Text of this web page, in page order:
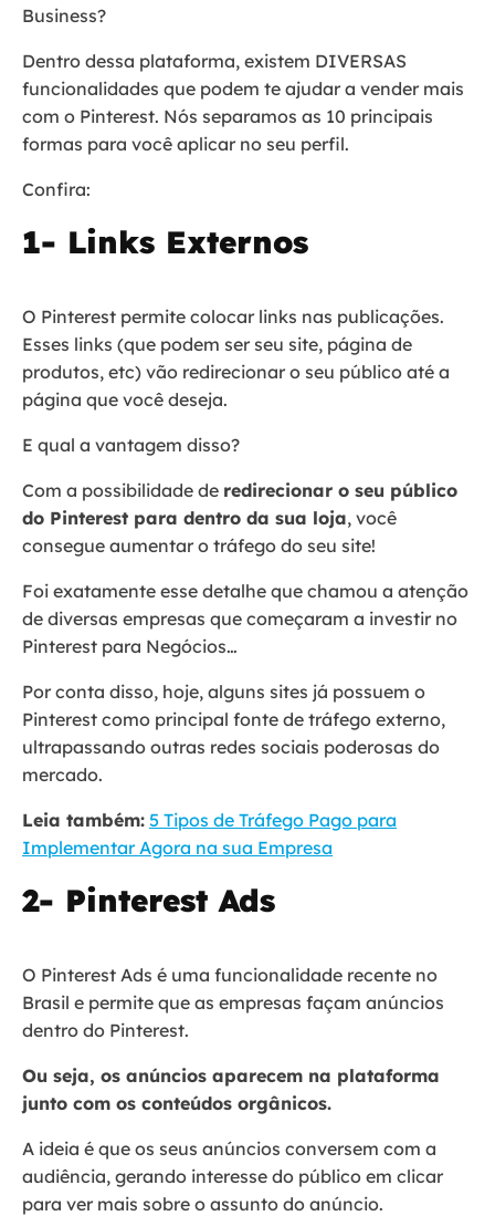
Business?
Dentro dessa plataforma, existem DIVERSAS
funcionalidades que podem te ajudar a vender mais
com o Pinterest. Nós separamos as 10 principais
formas para você aplicar no seu perfil.
Confira:
1- Links Externos
O Pinterest permite colocar links nas publicações.
Esses links (que podem ser seu site, página de
produtos, etc) vão redirecionar o seu público até a
página que você deseja.
E qual a vantagem disso?
Com a possibilidade de redirecionar o seu público
do Pinterest para dentro da sua loja, você
consegue aumentar o tráfego do seu site!
Foi exatamente esse detalhe que chamou a atenção
de diversas empresas que começaram a investir no
Pinterest para Negócios…
Por conta disso, hoje, alguns sites já possuem o
Pinterest como principal fonte de tráfego externo,
ultrapassando outras redes sociais poderosas do
mercado.
Leia também: 5 Tipos de Tráfego Pago para
Implementar Agora na sua Empresa
2- Pinterest Ads
O Pinterest Ads é uma funcionalidade recente no
Brasil e permite que as empresas façam anúncios
dentro do Pinterest.
Ou seja, os anúncios aparecem na plataforma
junto com os conteúdos orgânicos.
A ideia é que os seus anúncios conversem com a
audiência, gerando interesse do público em clicar
para ver mais sobre o assunto do anúncio.